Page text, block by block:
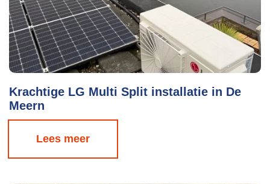
Krachtige LG Multi Split installatie in De
Meern
Lees meer